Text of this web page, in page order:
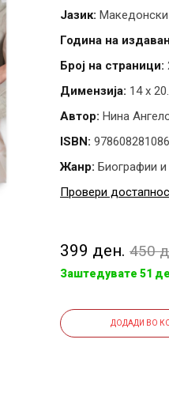
Јазик: Македонски
Година на
Број на страници:
Димензија: 14 x
Автор: Нина
ISBN:
Жанр: Биографии
Провери
399 ден. 450
Заштедувате 51
ДОДАДИ ВО